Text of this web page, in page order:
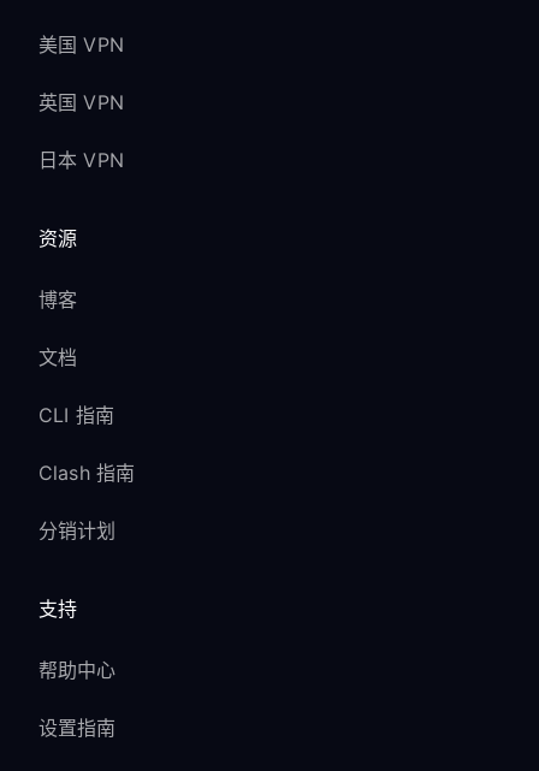
美国 VPN
英国 VPN
日本 VPN
资源
博客
文档
CLI 指南
Clash 指南
分销计划
支持
帮助中心
设置指南